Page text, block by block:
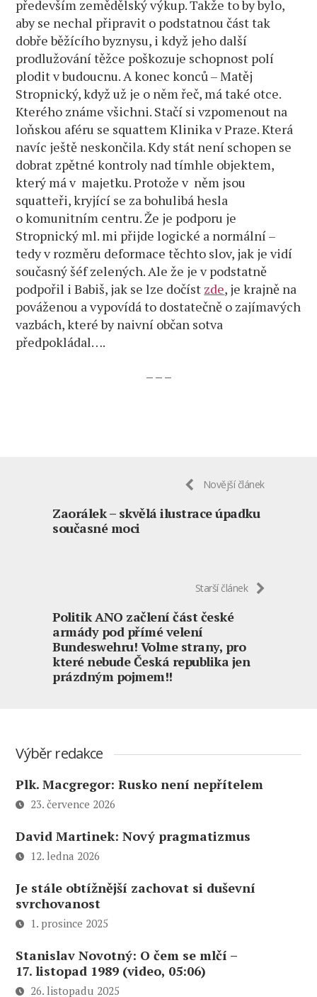
především zemědělský výkup. Takže to by bylo,
aby se nechal připravit o podstatnou část tak
dobře běžícího byznysu, i když jeho další
prodlužování těžce poškozuje schopnost polí
plodit v budoucnu. A konec konců – Matěj
Stropnický, když už je o něm řeč, má také otce.
Kterého známe všichni. Stačí si vzpomenout na
loňskou aféru se squattem Klinika v Praze. Která
navíc ještě neskončila. Kdy stát není schopen se
dobrat zpětné kontroly nad tímhle objektem,
který má v majetku. Protože v něm jsou
squatteři, kryjící se za bohulibá hesla
o komunitním centru. Že je podporu je
Stropnický ml. mi přijde logické a normální –
tedy v rozměru deformace těchto slov, jak je vidí
současný šéf zelených. Ale že je v podstatně
podpořil i Babiš, jak se lze dočíst zde, je krajně na
pováženou a vypovídá to dostatečně o zajímavých
vazbách, které by naivní občan sotva
předpokládal….
– – –
Novější článek
Zaorálek – skvělá ilustrace úpadku
současné moci
Starší článek
Politik ANO začlení část české
armády pod přímé velení
Bundeswehru! Volme strany, pro
které nebude Česká republika jen
prázdným pojmem!!
Výběr redakce
Plk. Macgregor: Rusko není nepřítelem
23. července 2026
David Martinek: Nový pragmatizmus
12. ledna 2026
Je stále obtížnější zachovat si duševní
svrchovanost
1. prosince 2025
Stanislav Novotný: O čem se mlčí –
17. listopad 1989 (video, 05:06)
26. listopadu 2025